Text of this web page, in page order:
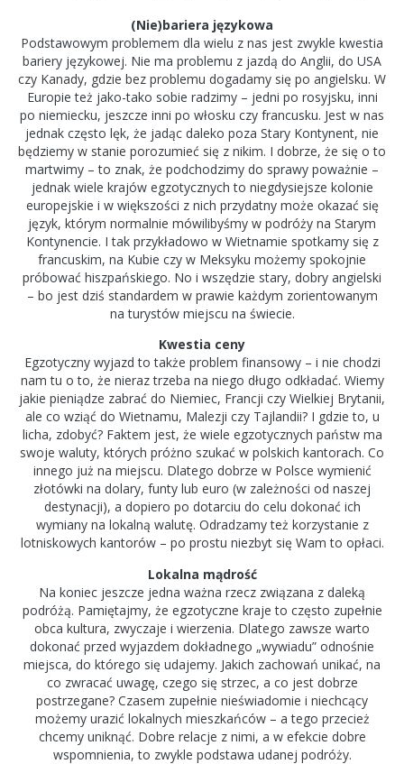
(Nie)bariera językowa
Podstawowym problemem dla wielu z nas jest zwykle kwestia
bariery językowej. Nie ma problemu z jazdą do Anglii, do USA
czy Kanady, gdzie bez problemu dogadamy się po angielsku. W
Europie też jako-tako sobie radzimy – jedni po rosyjsku, inni
po niemiecku, jeszcze inni po włosku czy francusku. Jest w nas
jednak często lęk, że jadąc daleko poza Stary Kontynent, nie
będziemy w stanie porozumieć się z nikim. I dobrze, że się o to
martwimy – to znak, że podchodzimy do sprawy poważnie –
jednak wiele krajów egzotycznych to niegdysiejsze kolonie
europejskie i w większości z nich przydatny może okazać się
język, którym normalnie mówilibyśmy w podróży na Starym
Kontynencie. I tak przykładowo w Wietnamie spotkamy się z
francuskim, na Kubie czy w Meksyku możemy spokojnie
próbować hiszpańskiego. No i wszędzie stary, dobry angielski
– bo jest dziś standardem w prawie każdym zorientowanym
na turystów miejscu na świecie.
Kwestia ceny
Egzotyczny wyjazd to także problem finansowy – i nie chodzi
nam tu o to, że nieraz trzeba na niego długo odkładać. Wiemy
jakie pieniądze zabrać do Niemiec, Francji czy Wielkiej Brytanii,
ale co wziąć do Wietnamu, Malezji czy Tajlandii? I gdzie to, u
licha, zdobyć? Faktem jest, że wiele egzotycznych państw ma
swoje waluty, których próżno szukać w polskich kantorach. Co
innego już na miejscu. Dlatego dobrze w Polsce wymienić
złotówki na dolary, funty lub euro (w zależności od naszej
destynacji), a dopiero po dotarciu do celu dokonać ich
wymiany na lokalną walutę. Odradzamy też korzystanie z
lotniskowych kantorów – po prostu niezbyt się Wam to opłaci.
Lokalna mądrość
Na koniec jeszcze jedna ważna rzecz związana z daleką
podróżą. Pamiętajmy, że egzotyczne kraje to często zupełnie
obca kultura, zwyczaje i wierzenia. Dlatego zawsze warto
dokonać przed wyjazdem dokładnego „wywiadu” odnośnie
miejsca, do którego się udajemy. Jakich zachowań unikać, na
co zwracać uwagę, czego się strzec, a co jest dobrze
postrzegane? Czasem zupełnie nieświadomie i niechcący
możemy urazić lokalnych mieszkańców – a tego przecież
chcemy uniknąć. Dobre relacje z nimi, a w efekcie dobre
wspomnienia, to zwykle podstawa udanej podróży.